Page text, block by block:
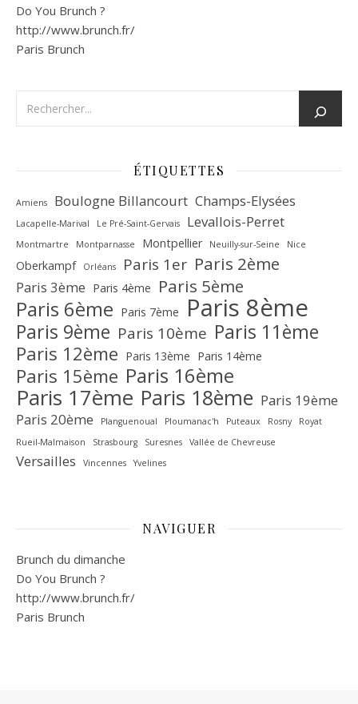
Do You Brunch ?
http://www.brunch.fr/
Paris Brunch
ÉTIQUETTES
Amiens Boulogne Billancourt Champs-Elysées
Lacapelle-Marival Le Pré-Saint-Gervais Levallois-Perret
Montmartre Montparnasse Montpellier Neuilly-sur-Seine Nice
Oberkampf Orléans Paris 1er Paris 2ème
Paris 3ème Paris 4ème Paris 5ème
Paris 6ème Paris 7ème Paris 8ème
Paris 9ème Paris 10ème Paris 11ème
Paris 12ème Paris 13ème Paris 14ème
Paris 15ème Paris 16ème
Paris 17ème Paris 18ème Paris 19ème
Paris 20ème
Planguenoual Ploumanac'h Puteaux Rosny
Royat
Rueil-Malmaison
Strasbourg Suresnes Vallée de Chevreuse‎
Versailles Vincennes Yvelines
NAVIGUER
Brunch du dimanche
Do You Brunch ?
http://www.brunch.fr/
Paris Brunch